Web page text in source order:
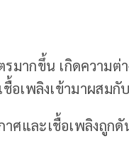
มากขึ้น เกิดความต่
อเพลิงเข้ามาผสมกั
ศและเชื้อเพลิงถูก